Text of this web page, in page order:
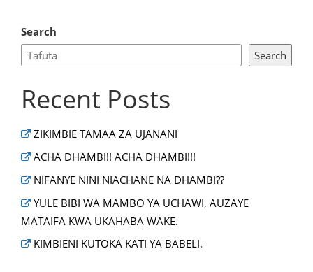
Search
Search
Recent Posts
ZIKIMBIE TAMAA ZA UJANANI
ACHA DHAMBI!! ACHA DHAMBI!!!
NIFANYE NINI NIACHANE NA DHAMBI??
YULE BIBI WA MAMBO YA UCHAWI, AUZAYE
MATAIFA KWA UKAHABA WAKE.
KIMBIENI KUTOKA KATI YA BABELI.